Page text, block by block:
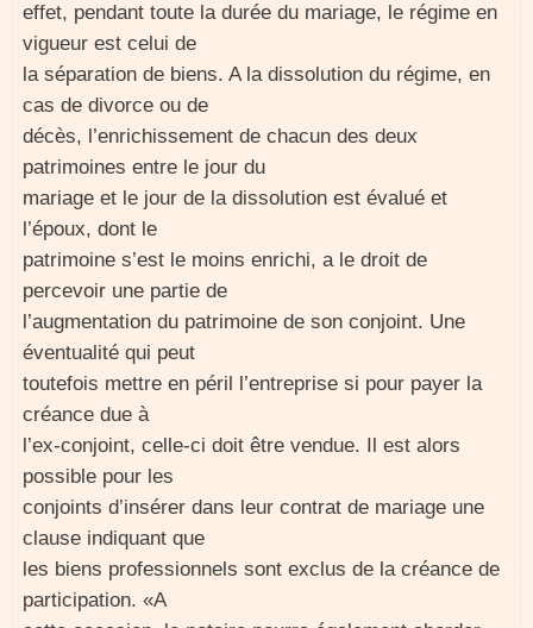
effet, pendant toute la durée du mariage, le régime en
vigueur est celui de
la séparation de biens. A la dissolution du régime, en
cas de divorce ou de
décès, l’enrichissement de chacun des deux
patrimoines entre le jour du
mariage et le jour de la dissolution est évalué et
l’époux, dont le
patrimoine s’est le moins enrichi, a le droit de
percevoir une partie de
l’augmentation du patrimoine de son conjoint. Une
éventualité qui peut
toutefois mettre en péril l’entreprise si pour payer la
créance due à
l’ex-conjoint, celle-ci doit être vendue. Il est alors
possible pour les
conjoints d’insérer dans leur contrat de mariage une
clause indiquant que
les biens professionnels sont exclus de la créance de
participation. «A